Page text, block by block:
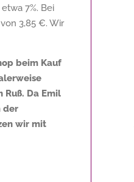
7%. Bei
3,85 €. Wir
beim Kauf
Ruß. Da Emil
der
wir mit